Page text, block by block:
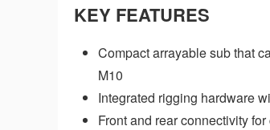
KEY FEATURES
Compact arrayable sub that
M10
Integrated rigging hardware
Front and rear connectivity